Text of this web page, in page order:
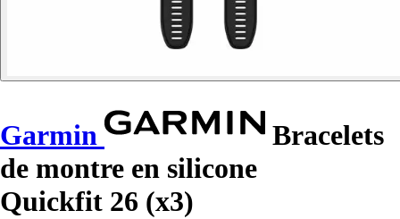
Garmin
Bracelets
de montre en silicone
Quickfit 26 (x3)